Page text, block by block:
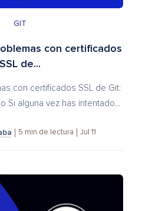
GIT
con certificados
SSL de...
con certificados SSL de Git:
Si alguna vez has intentado...
5 min de lectura Jul 11